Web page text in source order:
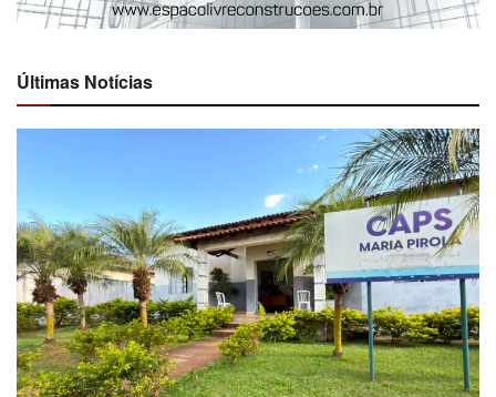
Últimas Notícias